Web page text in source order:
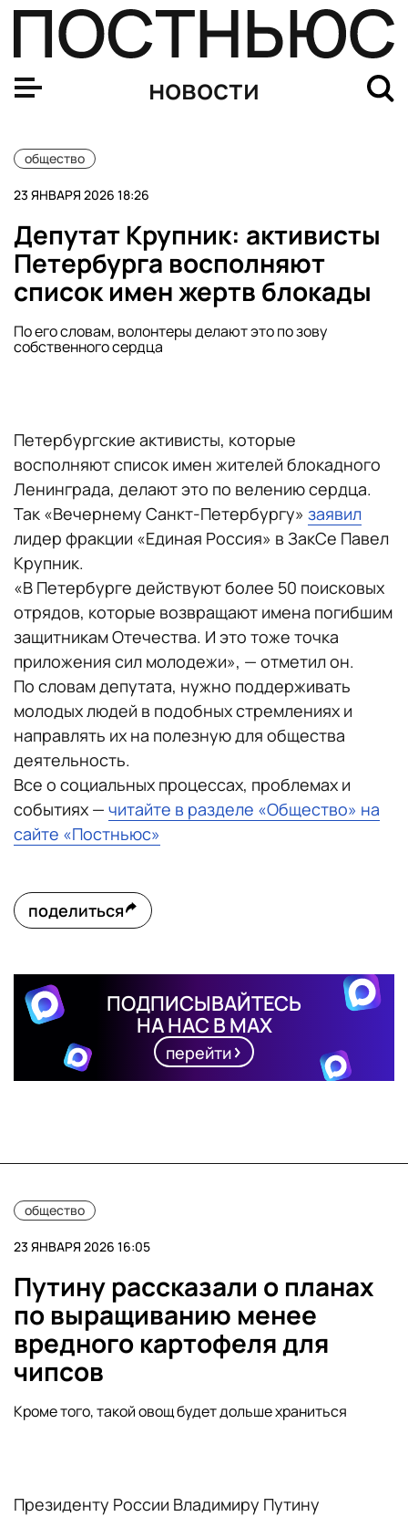
новости
общество
23 ЯНВАРЯ 2026 18:26
Депутат Крупник: активисты
Петербурга восполняют
список имен жертв блокады
По его словам, волонтеры делают это по зову
собственного сердца
Петербургские активисты, которые
восполняют список имен жителей блокадного
Ленинграда, делают это по велению сердца.
Так «Вечернему Санкт-Петербургу» заявил
лидер фракции «Единая Россия» в ЗакСе Павел
Крупник.
«В Петербурге действуют более 50 поисковых
отрядов, которые возвращают имена погибшим
защитникам Отечества. И это тоже точка
приложения сил молодежи», — отметил он.
По словам депутата, нужно поддерживать
молодых людей в подобных стремлениях и
направлять их на полезную для общества
деятельность.
Все о социальных процессах, проблемах и
событиях — читайте в разделе «Общество» на
сайте «Постньюс»
поделиться
ПОДПИСЫВАЙТЕСЬ
НА НАС В MAX
перейти
общество
23 ЯНВАРЯ 2026 16:05
Путину рассказали о планах
по выращиванию менее
вредного картофеля для
чипсов
Кроме того, такой овощ будет дольше храниться
Президенту России Владимиру Путину
KP.RU: за год упаковки с орехами и сухофруктами в